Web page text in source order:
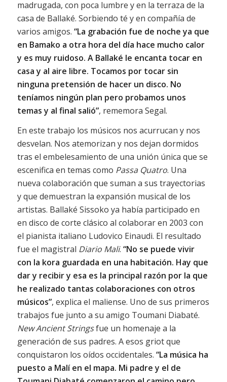
madrugada, con poca lumbre y en la terraza de la
casa de Ballaké. Sorbiendo té y en compañía de
varios amigos. “La grabación fue de noche ya que
en Bamako a otra hora del día hace mucho calor
y es muy ruidoso. A Ballaké le encanta tocar en
casa y al aire libre. Tocamos por tocar sin
ninguna pretensión de hacer un disco. No
teníamos ningún plan pero probamos unos
temas y al final salió”, rememora Segal.
En este trabajo los músicos nos acurrucan y nos
desvelan. Nos atemorizan y nos dejan dormidos
tras el embelesamiento de una unión única que se
escenifica en temas como Passa Quatro. Una
nueva colaboración que suman a sus trayectorias
y que demuestran la expansión musical de los
artistas. Ballaké Sissoko ya había participado en
en disco de corte clásico al colaborar en 2003 con
el pianista italiano Ludovico Einaudi. El resultado
fue el magistral Diario Mali. “No se puede vivir
con la kora guardada en una habitación. Hay que
dar y recibir y esa es la principal razón por la que
he realizado tantas colaboraciones con otros
músicos”, explica el maliense. Uno de sus primeros
trabajos fue junto a su amigo Toumani Diabaté.
New Ancient Stringsfue un homenaje a la
generación de sus padres. A esos griot que
conquistaron los oídos occidentales. “La música ha
puesto a Malí en el mapa. Mi padre y el de